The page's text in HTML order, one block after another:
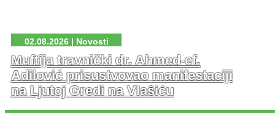
02.08.2026 | Novosti
Muftija travnički dr. Ahmed-ef.
Adilović prisustvovao manifestaciji
na Ljutoj Gredi na Vlašiću
U nedjelju, 02. 08. 2026. god. na platou Ljute Grede i